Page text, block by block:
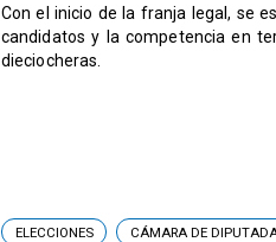
Con el inicio de la franja legal, se
candidatos y la competencia en
dieciocheras.
ELECCIONES CÁMARA DE